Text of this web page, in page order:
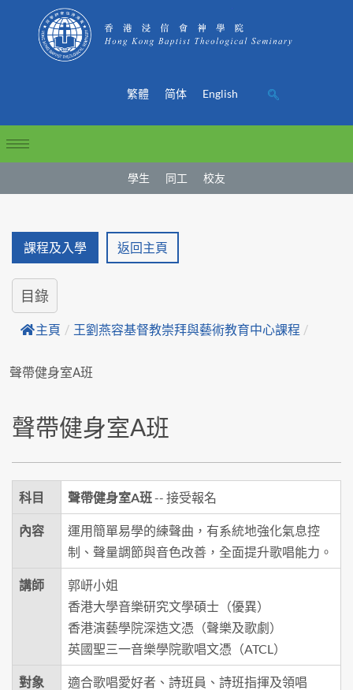
繁體 简体 English
學生 同工 校友
課程及入學 返回主頁
目錄
主頁 / 王劉燕容基督教崇拜與藝術教育中心課程 /
聲帶健身室A班
聲帶健身室A班
科目 聲帶健身室A班-- 接受報名
內容
運用簡單易學的練聲曲，有系統地強化氣息控
制、聲量調節與音色改善，全面提升歌唱能力。
講師
郭岍小姐
香港大學音樂研究文學碩士（優異）
香港演藝學院深造文憑（聲樂及歌劇）
英國聖三一音樂學院歌唱文憑（ATCL）
對象 適合歌唱愛好者、詩班員、詩班指揮及領唱